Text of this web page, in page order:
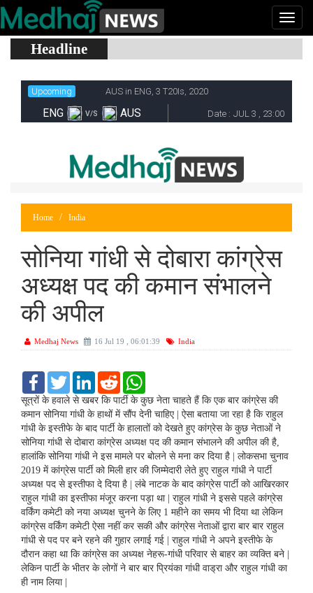
Headline
Home India
सोनिया गांधी से दोबारा कांग्रेस
अध्यक्ष पद की कमान संभालने
की अपील
Medhaj News 16 Jul 19 , 06:01:39 India
F
c
e
o
o
k
T
i
t
e
r
L
n
k
e
d
I
n
R
d
d
i
t
a
t
s
A
p
p
सूत्रों के हवाले से खबर कि पार्टी के कुछ नेता चाहते हैं कि एक बार कांग्रेस की
कमान सोनिया गांधी के हाथों में सौंप देनी चाहिए | ऐसा बताया जा रहा है कि राहुल
गांधी के इस्तीफे के बाद पार्टी के हालातों को देखते हुए कांग्रेस के कुछ नेताओं ने
सोनिया गांधी से दोबारा कांग्रेस अध्यक्ष पद की कमान संभालने की अपील की है,
हालांकि सोनिया गांधी ने इस मामले पर बोलने से मना कर दिया है | लोकसभा चुनाव
2019 में कांग्रेस पार्टी को मिली हार की जिम्मेदारी लेते हुए राहुल गांधी ने पार्टी
अध्यक्ष पद से इस्तीफा दे दिया है | लंबे नाटक के बाद कांग्रेस पार्टी को आखिरकार
राहुल गांधी का इस्तीफा मंजूर करना पड़ा था | राहुल गांधी ने इससे पहले कांग्रेस
वर्किंग कमेटी को नया अध्यक्ष चुनने के लिए 1 महीने का समय भी दिया था लेकिन
कांग्रेस वर्किंग कमेटी ऐसा नहीं कर सकी और कांग्रेस नेताओं द्वारा बार बार राहुल
गांधी से पद पर बने रहने की गुहार लगाई गई | राहुल गांधी ने अपने इस्तीफे के
दौरान कहा था कि कांग्रेस का अध्यक्ष नेहरू-गांधी परिवार से बाहर का व्यक्ति बने |
लेकिन पार्टी के भीतर के लोगों ने बार बार प्रियंका गांधी वाड्रा और राहुल गांधी का
ही नाम लिया |